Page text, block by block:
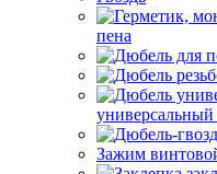
пена
универсальный
Зажим